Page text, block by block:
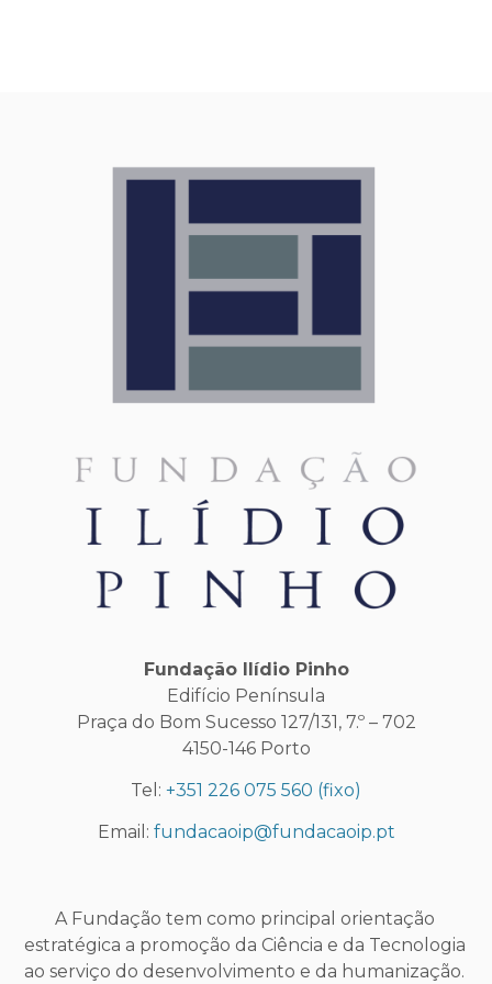
Fundação Ilídio Pinho
Edifício Península
Praça do Bom Sucesso 127/131, 7.º – 702
4150-146 Porto
Tel: +351 226 075 560 (fixo)
Email: fundacaoip@fundacaoip.pt
A Fundação tem como principal orientação
estratégica a promoção da Ciência e da Tecnologia
ao serviço do desenvolvimento e da humanização.